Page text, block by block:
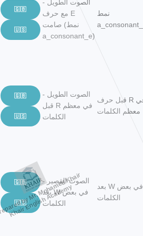
Prepared by Mr. Mohamed Khair
Khair English Academy
🇬🇧
🇺🇸
الصوت الطويل -
مع حرف E
صامت (نمط
a_consonant_e)
نمط
🇬🇧
🇺🇸
الصوت الطويل -
قبل R في معظم
الكلمات
قبل حرف R في
معظم الكلمات
🇬🇧
🇺🇸
الصوت القصير -
بعد W في بعض
الكلمات
بعد W في بعض
الكلمات